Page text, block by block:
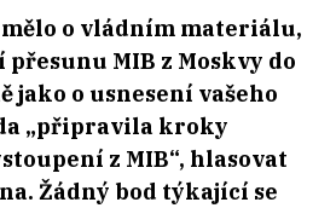
o vládním materiálu,
přesunu MIB z Moskvy do
jako o usnesení vašeho
„připravila kroky
z MIB“, hlasovat
Žádný bod týkající se